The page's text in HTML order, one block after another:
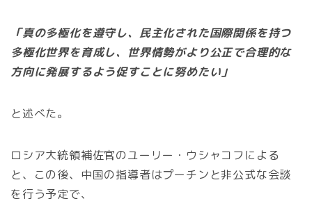
「真の多極化を遵守し、民主化された国際関係を持つ
多極化世界を育成し、世界情勢がより公正で合理的な
方向に発展するよう促すことに努めたい」
と述べた。
ロシア大統領補佐官のユーリー・ウシャコフによる
と、この後、中国の指導者はプーチンと非公式な会談
を行う予定で、